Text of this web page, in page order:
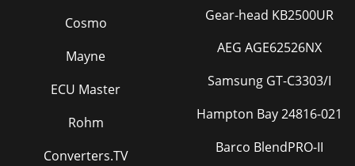
Cosmo
Mayne
ECU Master
Rohm
Converters.TV
Gear-head KB2500UR
AEG AGE62526NX
Samsung GT-C3303/I
Hampton Bay 24816-021
Barco BlendPRO-II